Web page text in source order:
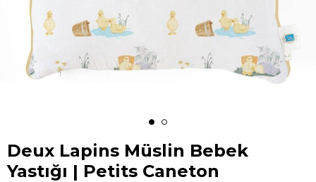
Deux Lapins Müslin Bebek
Yastığı | Petits Caneton